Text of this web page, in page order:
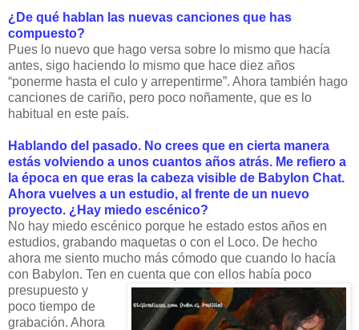
¿De qué hablan las nuevas canciones que has
compuesto?
Pues lo nuevo que hago versa sobre lo mismo que hacía
antes, sigo haciendo lo mismo que hace diez años
“ponerme hasta el culo y arrepentirme”. Ahora también hago
canciones de cariño, pero poco noñamente, que es lo
habitual en este país.
Hablando del pasado. No crees que en cierta manera
estás volviendo a unos cuantos años atrás. Me refiero a
la época en que eras la cabeza visible de Babylon Chat.
Ahora vuelves a un estudio, al frente de un nuevo
proyecto. ¿Hay miedo escénico?
No hay miedo escénico porque he estado estos años en
estudios, grabando maquetas o con el Loco. De hecho
ahora me siento mucho más cómodo que cuando lo hacía
con Babylon. Ten en cuenta que con ellos había poco
presupuesto y
poco tiempo de
grabación. Ahora